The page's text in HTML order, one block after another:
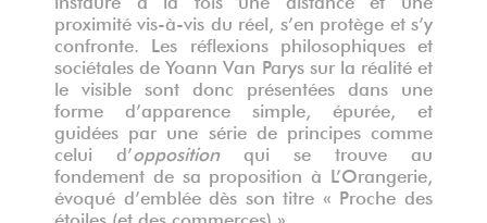
proximité vis-à-vis du réel, s’en protège et s’y
confronte. Les réflexions philosophiques et
sociétales de Yoann Van Parys sur la réalité et
le visible sont donc présentées dans une
forme d’apparence simple, épurée, et
guidées par une série de principes comme
celui d’ opposition qui se trouve au
fondement de sa proposition à L’Orangerie,
évoqué d’emblée dès son titre « Proche des
étoiles (et des commerces) ».